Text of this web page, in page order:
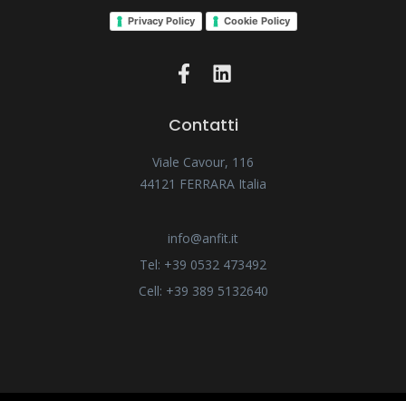
Privacy Policy Cookie Policy
Contatti
Viale Cavour, 116
44121 FERRARA Italia
info@anfit.it
Tel: +39 0532 473492
Cell: +39 389 5132640